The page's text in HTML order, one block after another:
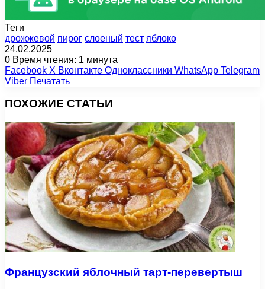
Теги
дрожжевой пирог слоеный тест яблоко
24.02.2025
0 Время чтения: 1 минута
Facebook X Вконтакте Одноклассники WhatsApp Telegram
Viber Печатать
ПОХОЖИЕ СТАТЬИ
Французский яблочный тарт-перевертыш